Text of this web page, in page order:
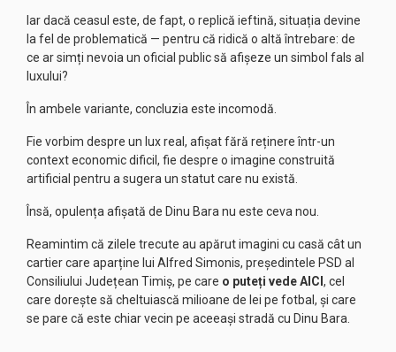
Iar dacă ceasul este, de fapt, o replică ieftină, situația devine
la fel de problematică — pentru că ridică o altă întrebare: de
ce ar simți nevoia un oficial public să afișeze un simbol fals al
luxului?
În ambele variante, concluzia este incomodă.
Fie vorbim despre un lux real, afișat fără reținere într-un
context economic dificil, fie despre o imagine construită
artificial pentru a sugera un statut care nu există.
Însă, opulența afișată de Dinu Bara nu este ceva nou.
Reamintim că zilele trecute au apărut imagini cu casă cât un
cartier care aparține lui Alfred Simonis, președintele PSD al
Consiliului Județean Timiș, pe care o puteți vede AICI , cel
care dorește să cheltuiască milioane de lei pe fotbal, și care
se pare că este chiar vecin pe aceeași stradă cu Dinu Bara.